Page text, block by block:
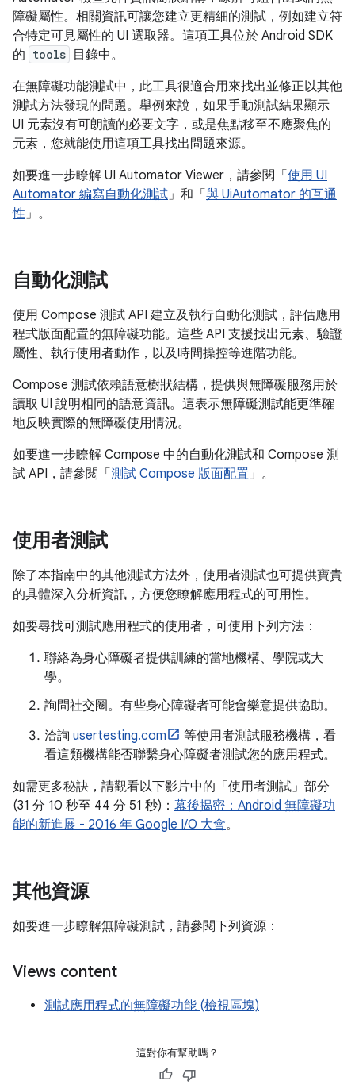
障礙屬性。相關資訊可讓您建立更精細的測試，例如建立符
合特定可見屬性的 UI 選取器。這項工具位於 Android SDK
的 tools
目錄中。
在無障礙功能測試中，此工具很適合用來找出並修正以其他
測試方法發現的問題。舉例來說，如果手動測試結果顯示
UI 元素沒有可朗讀的必要文字，或是焦點移至不應聚焦的
元素，您就能使用這項工具找出問題來源。
如要進一步瞭解 UI Automator Viewer，請參閱「 使用 UI
Automator 編寫自動化測試」和「 與 UiAutomator 的互通
性」。
自動化測試
使用 Compose 測試 API 建立及執行自動化測試，評估應用
程式版面配置的無障礙功能。這些 API 支援找出元素、驗證
屬性、執行使用者動作，以及時間操控等進階功能。
Compose 測試依賴語意樹狀結構，提供與無障礙服務用於
讀取 UI 說明相同的語意資訊。這表示無障礙測試能更準確
地反映實際的無障礙使用情況。
如要進一步瞭解 Compose 中的自動化測試和 Compose 測
試 API，請參閱「 測試 Compose 版面配置」。
使用者測試
除了本指南中的其他測試方法外，使用者測試也可提供寶貴
的具體深入分析資訊，方便您瞭解應用程式的可用性。
如要尋找可測試應用程式的使用者，可使用下列方法：
聯絡為身心障礙者提供訓練的當地機構、學院或大
學。
詢問社交圈。有些身心障礙者可能會樂意提供協助。
洽詢 usertesting.com
等使用者測試服務機構，看
看這類機構能否聯繫身心障礙者測試您的應用程式。
如需更多秘訣，請觀看以下影片中的「使用者測試」部分
(31 分 10 秒至 44 分 51 秒)： 幕後揭密：Android 無障礙功
能的新進展 - 2016 年 Google I/O 大會。
其他資源
如要進一步瞭解無障礙測試，請參閱下列資源：
Views content
測試應用程式的無障礙功能 (檢視區塊)
這對你有幫助嗎？